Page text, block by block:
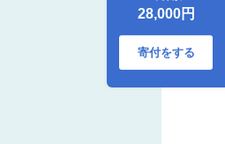
アップパドルボー
ド SUP マリンスポ
ーツ ウエットスー
ツ リラックス ハワ
28,000円
寄付をする